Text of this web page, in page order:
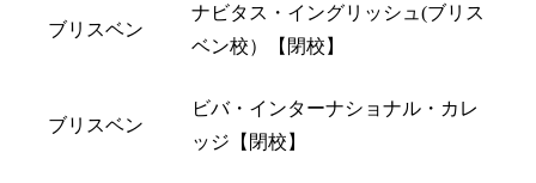
ブリスベン
ナビタス・イングリッシュ(ブリス
ベン校）【閉校】
ブリスベン
ビバ・インターナショナル・カレ
ッジ【閉校】